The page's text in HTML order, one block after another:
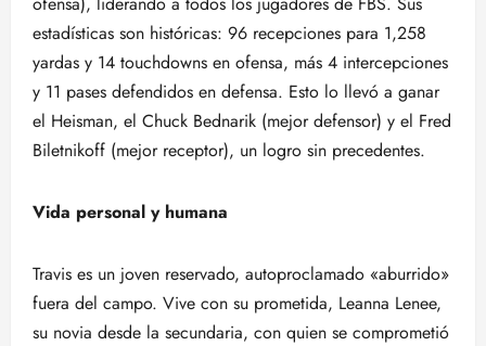
estadísticas son históricas: 96 recepciones para 1,258
yardas y 14 touchdowns en ofensa, más 4 intercepciones
y 11 pases defendidos en defensa. Esto lo llevó a ganar
el Heisman, el Chuck Bednarik (mejor defensor) y el Fred
Biletnikoff (mejor receptor), un logro sin precedentes.
Vida personal y humana
Travis es un joven reservado, autoproclamado «aburrido»
fuera del campo. Vive con su prometida, Leanna Lenee,
su novia desde la secundaria, con quien se comprometió